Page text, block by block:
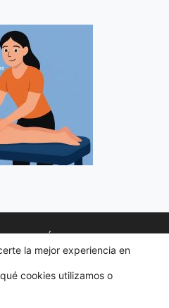
POLÍTICA DE COOKIES
Y CONDICIONES
la mejor experiencia en
cookies utilizamos o